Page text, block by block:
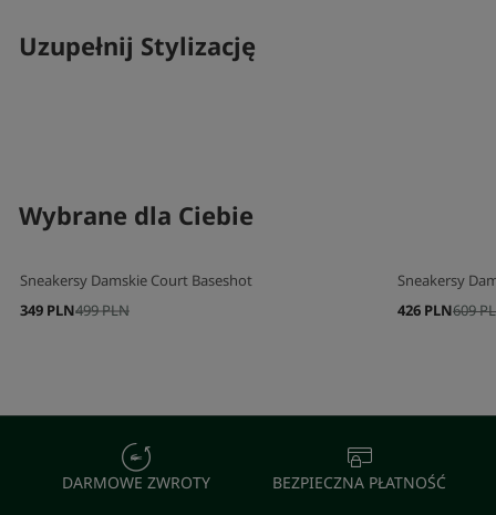
Uzupełnij Stylizację
Wybrane dla Ciebie
Sneakersy Damskie Court Baseshot
499 PLN
349 PLN
Sneakersy
609
426 PLN
DARMOWE ZWROTY BEZPIECZNA PŁATNOŚĆ